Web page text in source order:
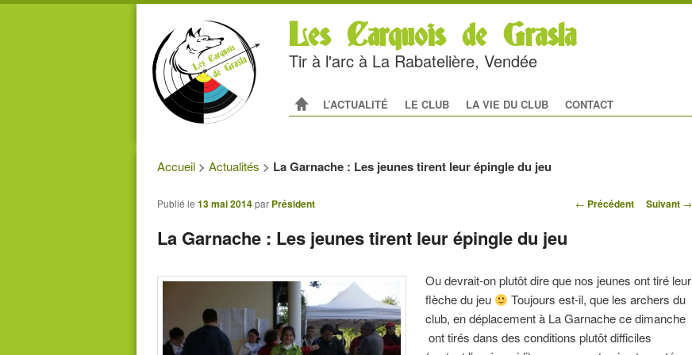
Les Carquois de Grasla
Tir à l'arc à La Rabatelière, Vendée
Menu principal
ALLER AU CONTENU PRINCIPAL
ALLER AU CONTENU SECONDAIRE
L’ACTUALITÉ LE CLUB LA VIE DU CLUB CONTACT
Accueil > Actualités > La Garnache : Les jeunes tirent leur épingle du jeu
Navigation des
← Précédent Suivant →
La Garnache : Les jeunes tirent leur épingle du jeu
Publié le 13 mai 2014par Président
Ou devrait-on plutôt dire que nos jeunes ont tiré leur
flèche du jeu
Toujours est-il, que les archers du
club, en déplacement à La Garnache ce dimanche
ont tirés dans des conditions plutôt difficiles